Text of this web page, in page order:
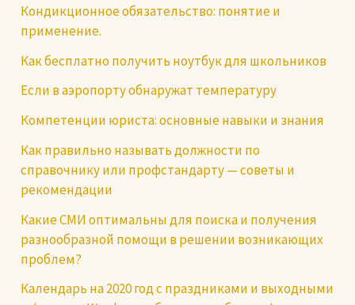
Кондикционное обязательство: понятие и
применение.
Как бесплатно получить ноутбук для школьников
Если в аэропорту обнаружат температуру
Компетенции юриста: основные навыки и знания
Как правильно называть должности по
справочнику или профстандарту — советы и
рекомендации
Какие СМИ оптимальны для поиска и получения
разнообразной помощи в решении возникающих
проблем?
Календарь на 2020 год с праздниками и выходными